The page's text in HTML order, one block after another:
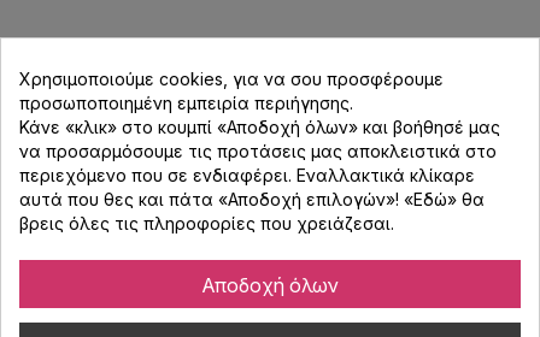
Χρησιμοποιούμε cookies, για να σου προσφέρουμε
προσωποποιημένη εμπειρία περιήγησης.
Κάνε «κλικ» στο κουμπί «Αποδοχή όλων» και βοήθησέ μας
να προσαρμόσουμε τις προτάσεις μας αποκλειστικά στο
περιεχόμενο που σε ενδιαφέρει. Εναλλακτικά κλίκαρε
αυτά που θες και πάτα «Αποδοχή επιλογών»! «Εδώ» θα
βρεις όλες τις πληροφορίες που χρειάζεσαι.
Αποδοχή όλων